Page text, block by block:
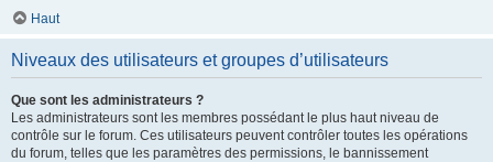
Haut
Niveaux des utilisateurs et groupes d’utilisateurs
Que sont les administrateurs ?
Les administrateurs sont les membres possédant le plus haut niveau de
contrôle sur le forum. Ces utilisateurs peuvent contrôler toutes les opérations
du forum, telles que les paramètres des permissions, le bannissement